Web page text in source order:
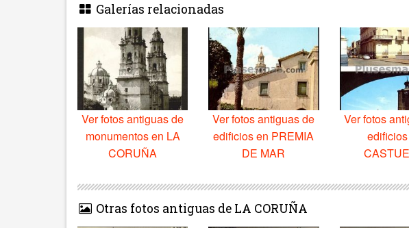
Galerías relacionadas
Ver fotos antiguas de
monumentos en LA
CORUÑA
Ver fotos antiguas de
edificios en PREMIA
DE MAR
Ver fotos
Otras fotos antiguas de LA CORUÑA